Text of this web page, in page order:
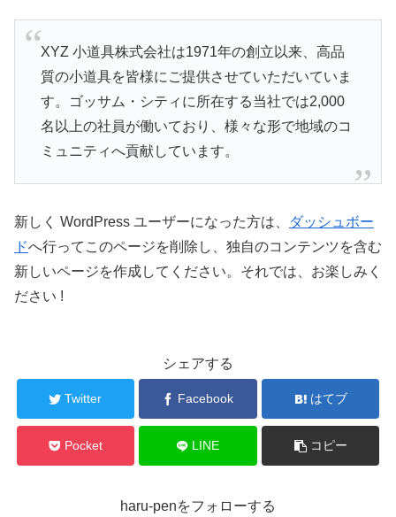
XYZ 小道具株式会社は1971年の創立以来、高品
質の小道具を皆様にご提供させていただいていま
す。ゴッサム・シティに所在する当社では2,000
名以上の社員が働いており、様々な形で地域のコ
ミュニティへ貢献しています。
新しく WordPress ユーザーになった方は、
ダッシュボー
ドへ行ってこのページを削除し、独自のコンテンツを含む
新しいページを作成してください。それでは、お楽しみく
ださい !
シェアする
Twitter Facebook はてブ
Pocket LINE コピー
haru-penをフォローする